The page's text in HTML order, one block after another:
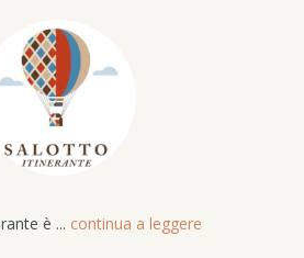
è ... continua a leggere